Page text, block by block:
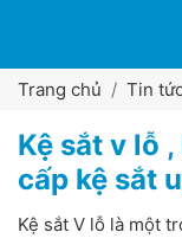
Trang chủ Tin
Kệ sắt v lỗ
cấp kệ sắt
Kệ sắt V lỗ là một